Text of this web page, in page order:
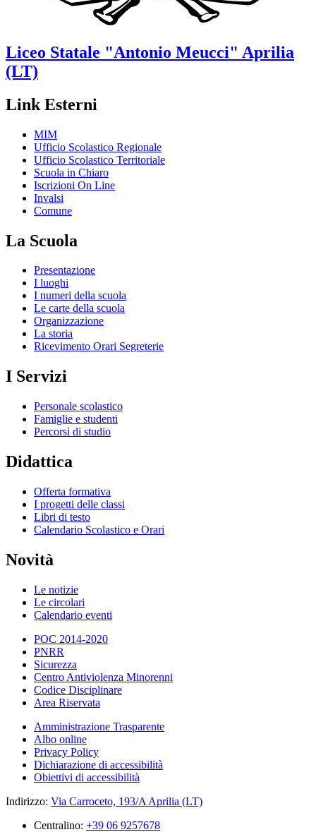
Liceo Statale "Antonio Meucci" Aprilia
(LT)
Link Esterni
MIM
Ufficio Scolastico Regionale
Ufficio Scolastico Territoriale
Scuola in Chiaro
Iscrizioni On Line
Invalsi
Comune
La Scuola
Presentazione
I luoghi
I numeri della scuola
Le carte della scuola
Organizzazione
La storia
Ricevimento Orari Segreterie
I Servizi
Personale scolastico
Famiglie e studenti
Percorsi di studio
Didattica
Offerta formativa
I progetti delle classi
Libri di testo
Calendario Scolastico e Orari
Novità
Le notizie
Le circolari
Calendario eventi
POC 2014-2020
PNRR
Sicurezza
Centro Antiviolenza Minorenni
Codice Disciplinare
Area Riservata
Amministrazione Trasparente
Albo online
Privacy Policy
Dichiarazione di accessibilità
Obiettivi di accessibilità
Indirizzo: Via Carroceto, 193/A Aprilia (LT)
Centralino: +39 06 9257678